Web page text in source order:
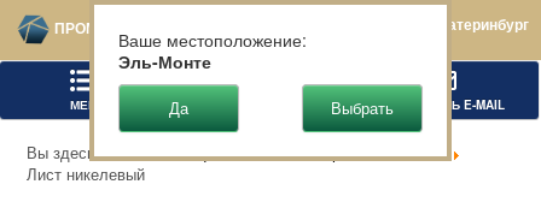
ПРОМТЕХСТАЛЬ Екатеринбург
МЕНЮ НАПИСАТЬ E-MAIL
Вы здесь: Главная Цветной металлопрокат
Никель
Лист никелевый
Ваше местоположение:
Эль-Монте